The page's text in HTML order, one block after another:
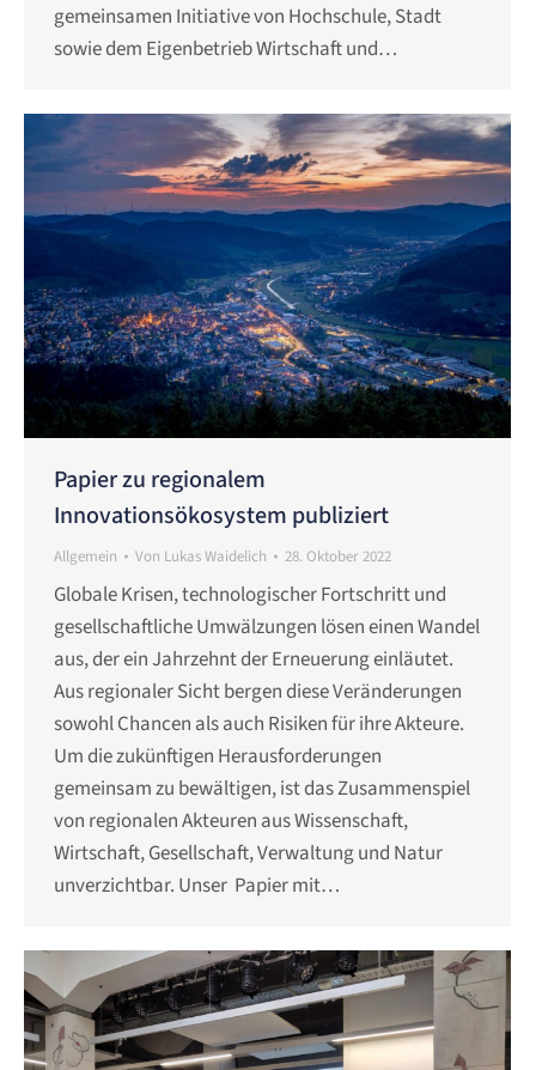
gemeinsamen Initiative von Hochschule, Stadt
sowie dem Eigenbetrieb Wirtschaft und…
Papier zu regionalem
Innovationsökosystem publiziert
Allgemein Von Lukas Waidelich 28. Oktober 2022
Globale Krisen, technologischer Fortschritt und
gesellschaftliche Umwälzungen lösen einen Wandel
aus, der ein Jahrzehnt der Erneuerung einläutet.
Aus regionaler Sicht bergen diese Veränderungen
sowohl Chancen als auch Risiken für ihre Akteure.
Um die zukünftigen Herausforderungen
gemeinsam zu bewältigen, ist das Zusammenspiel
von regionalen Akteuren aus Wissenschaft,
Wirtschaft, Gesellschaft, Verwaltung und Natur
unverzichtbar. Unser Papier mit…